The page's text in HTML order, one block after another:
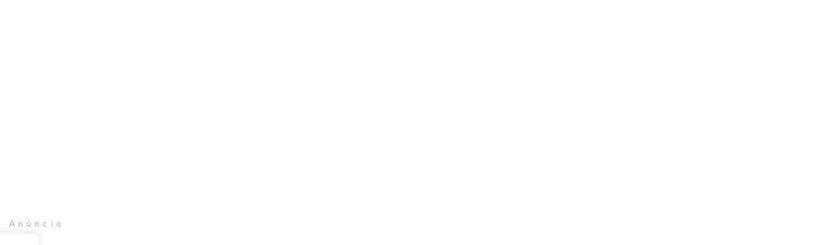
Anúncio